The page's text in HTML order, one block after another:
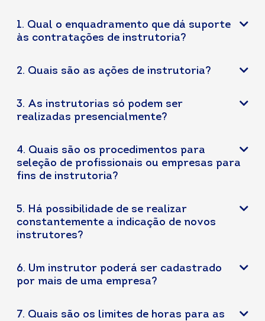
1. Qual o enquadramento que dá suporte
às contratações de instrutoria?
2. Quais são as ações de instrutoria?
3. As instrutorias só podem ser
realizadas presencialmente?
4. Quais são os procedimentos para
seleção de profissionais ou empresas para
fins de instrutoria?
5. Há possibilidade de se realizar
constantemente a indicação de novos
instrutores?
6. Um instrutor poderá ser cadastrado
por mais de uma empresa?
7. Quais são os limites de horas para as